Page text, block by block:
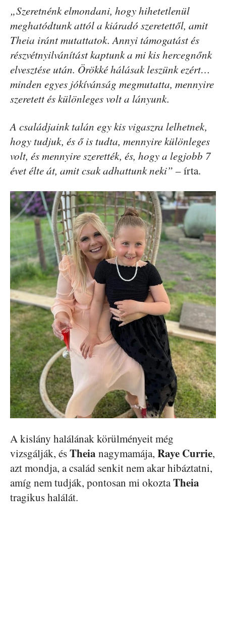
„Szeretnénk elmondani, hogy hihetetlenül
meghatódtunk attól a kiáradó szeretettől, amit
Theia iránt mutattatok. Annyi támogatást és
részvétnyilvánítást kaptunk a mi kis hercegnőnk
elvesztése után. Örökké hálásak leszünk ezért…
minden egyes jókívánság megmutatta, mennyire
szeretett és különleges volt a lányunk.
A családjaink talán egy kis vigaszra lelhetnek,
hogy tudjuk, és ő is tudta, mennyire különleges
volt, és mennyire szerették, és, hogy a legjobb 7
évet élte át, amit csak adhattunk neki” – írta.
A kislány halálának körülményeit még
vizsgálják, ésTheia nagymamája, Raye Currie,
azt mondja, a család senkit nem akar hibáztatni,
amíg nem tudják, pontosan mi okoztaTheia
tragikus halálát.